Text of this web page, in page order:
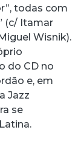
todas com
(c/ Itamar
Wisnik).
do CD no
e, em
Jazz
se